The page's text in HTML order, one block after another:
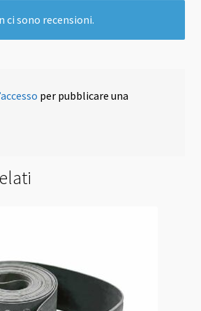
ci sono recensioni.
per pubblicare una